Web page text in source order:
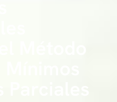
Método